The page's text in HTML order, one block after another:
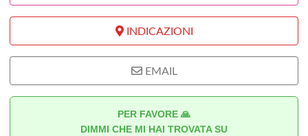
INDICAZIONI
EMAIL
PER FAVORE 🙏
DIMMI CHE MI HAI TROVATA SU